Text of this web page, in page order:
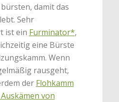
damit das
Sehr
ist ein Furminator*,
eine Bürste
Wenn
rausgeht,
der Flohkamm
von